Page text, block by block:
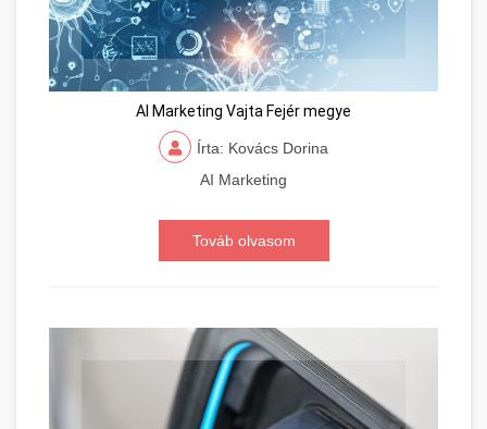
AI Marketing Vajta Fejér megye
Írta: Kovács Dorina
AI Marketing
Továb olvasom